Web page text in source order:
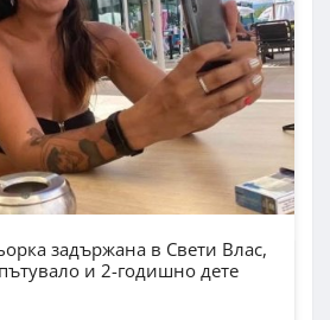
задържана в Свети Влас,
и 2-годишно дете